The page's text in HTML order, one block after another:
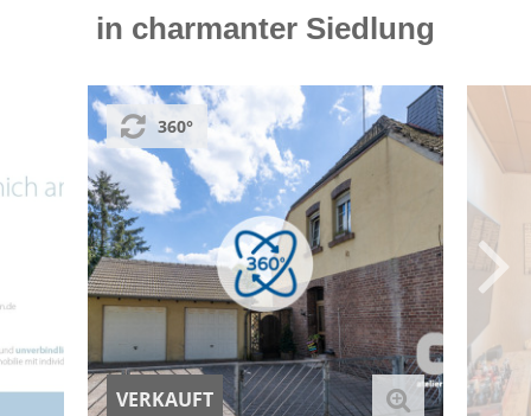
in charmanter Siedlung
VERKAUFT
360°